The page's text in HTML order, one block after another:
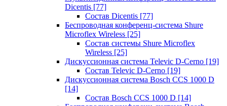
Dicentis [77]
Состав Dicentis [77]
Беспроводная конференц-система Shure
Microflex Wireless [25]
Состав системы Shure Microflex
Wireless [25]
Дискуссионная система Televic D-Cerno [19]
Состав Televic D-Cerno [19]
Дискуссионная система Bosch CCS 1000 D
[14]
Состав Bosch CCS 1000 D [14]